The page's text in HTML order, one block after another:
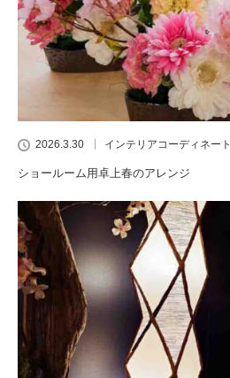
2026.3.30 インテリアコーディネート
ショールーム用卓上春のアレンジ